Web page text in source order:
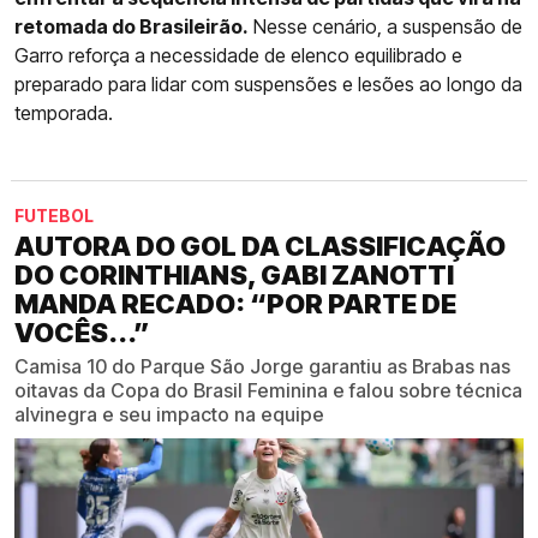
retomada do Brasileirão. Nesse cenário, a suspensão de
Garro reforça a necessidade de elenco equilibrado e
preparado para lidar com suspensões e lesões ao longo da
temporada.
FUTEBOL
AUTORA DO GOL DA CLASSIFICAÇÃO
DO CORINTHIANS, GABI ZANOTTI
MANDA RECADO: “POR PARTE DE
VOCÊS...”
Camisa 10 do Parque São Jorge garantiu as Brabas nas
oitavas da Copa do Brasil Feminina e falou sobre técnica
alvinegra e seu impacto na equipe